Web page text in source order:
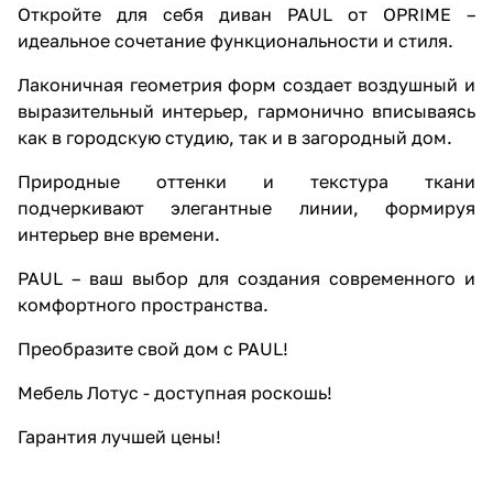
Откройте для себя диван PAUL от OPRIME –
идеальное сочетание функциональности и стиля.
Лаконичная геометрия форм создает воздушный и
выразительный интерьер, гармонично вписываясь
как в городскую студию, так и в загородный дом.
Природные оттенки и текстура ткани
подчеркивают элегантные линии, формируя
интерьер вне времени.
PAUL – ваш выбор для создания современного и
комфортного пространства.
Преобразите свой дом с PAUL!
Мебель Лотус - доступная роскошь!
Гарантия лучшей цены!